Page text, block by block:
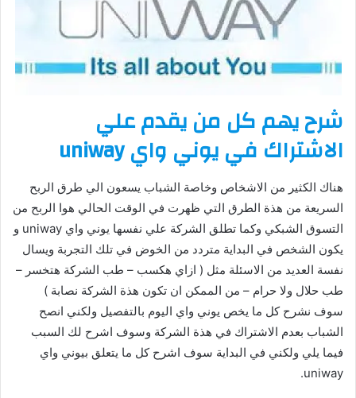
شرح يهم كل من يقدم علي
الاشتراك في يوني واي uniway
هناك الكثير من الاشخاص وخاصة الشباب يسعون الي طرق الربح
السريعة من هذة الطرق التي ظهرت في الوقت الحالي هوا الربح من
التسوق الشبكي وكما تطلق الشركة علي نفسها يوني واي uniway و
يكون الشخص في البداية متردد من الخوض في تلك التجربة ويسال
نفسة العديد من الاسئلة مثل ( ازاي هكسب – طب الشركة هتخسر –
طب حلال ولا حرام – من الممكن ان تكون هذة الشركة نصابة )
سوف نشرح كل ما يخص يوني واي اليوم بالتفصيل ولكني انصح
الشباب بعدم الاشتراك في هذة الشركة وسوف اشرح لك السبب
فيما يلي ولكني في البداية سوف اشرح كل ما يتعلق بيوني واي
uniway.